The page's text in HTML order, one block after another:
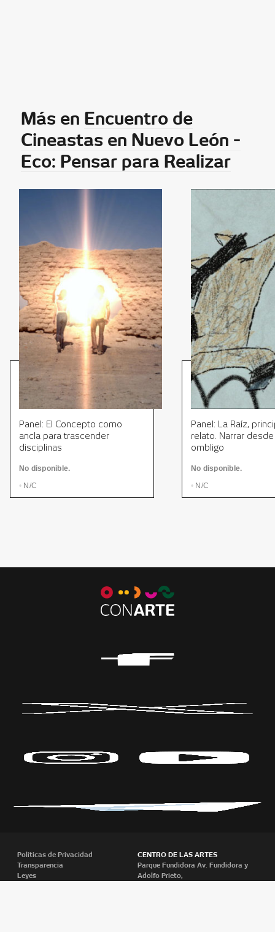
Más en Encuentro de
Cineastas en Nuevo León -
Eco: Pensar para Realizar
Panel: El Concepto como
ancla para trascender
disciplinas
No disponible.
• N/C
Panel: La Raíz,
relato. Narrar
ombligo
No disponible.
• N/C
Políticas de Privacidad
Transparencia
Leyes
CENTRO DE LAS ARTES
Parque Fundidora Av. Fundidora y
Adolfo Prieto,